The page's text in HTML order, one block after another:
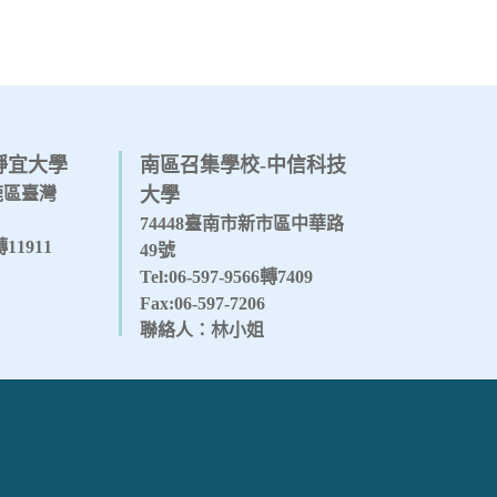
宜大學
區臺灣
11911
南區召集學校-中信科技
大學
74448臺南市新市區中華路
49號
Tel:06-597-9566轉7409
Fax:06-597-7206
聯絡人：林小姐